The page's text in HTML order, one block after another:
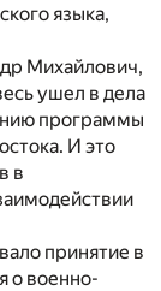
языка,
Михайлович,
ушел в дела
программы
И это
в
принятие в
о военно-